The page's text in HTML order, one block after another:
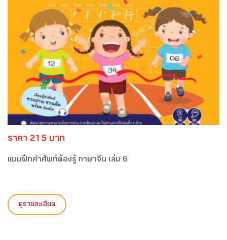
ราคา 215 บาท
แบบฝึกคำศัพท์ต้องรู้ ภาษาจีน เล่ม 6
ดูรายละเอียด